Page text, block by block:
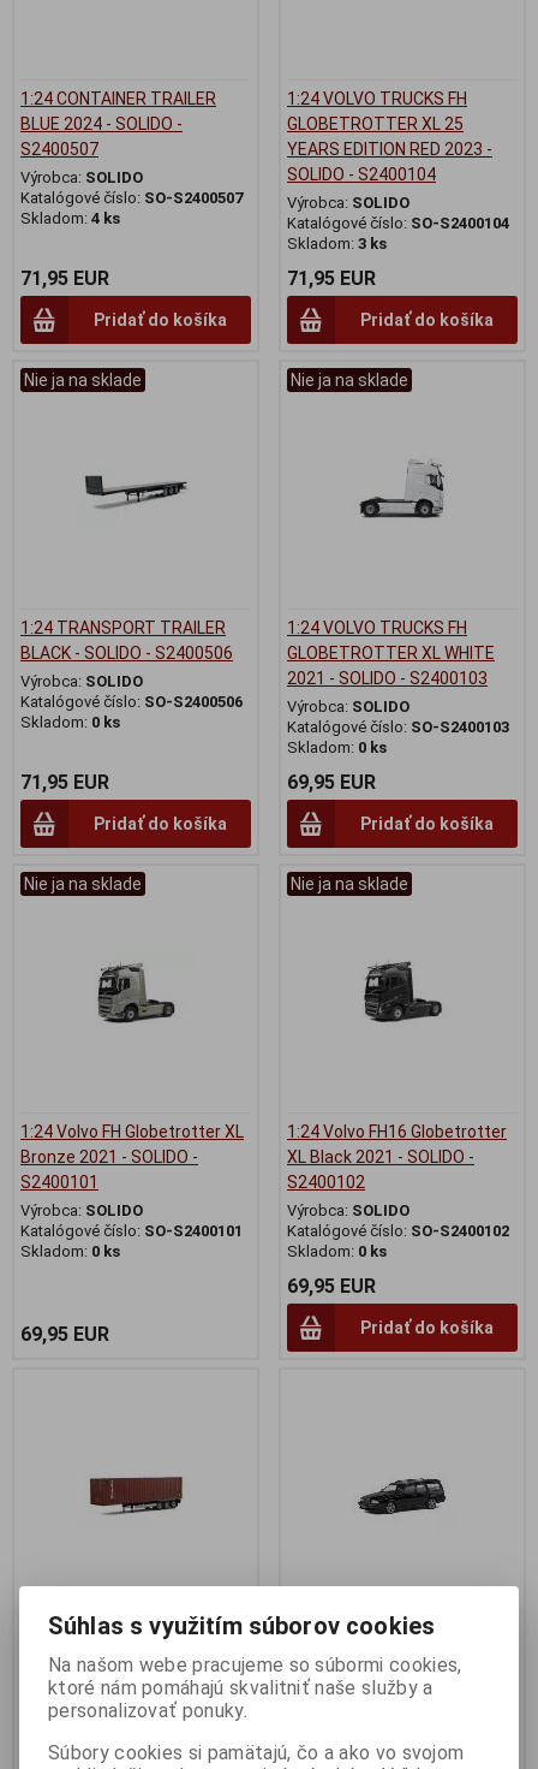
1:24 CONTAINER TRAILER
BLUE 2024 - SOLIDO -
S2400507
Výrobca: SOLIDO
Katalógové číslo: SO-S2400507
Skladom: 4 ks
71,95 EUR
Pridať do košíka
1:24 VOLVO TRUCKS FH
GLOBETROTTER XL 25
YEARS EDITION RED 2023 -
SOLIDO - S2400104
Výrobca: SOLIDO
Katalógové číslo: SO-S2400104
Skladom: 3 ks
71,95 EUR
Pridať do košíka
Nie ja na sklade
1:24 TRANSPORT TRAILER
BLACK - SOLIDO - S2400506
Výrobca: SOLIDO
Katalógové číslo: SO-S2400506
Skladom: 0 ks
71,95 EUR
Pridať do košíka
Nie ja na sklade
1:24 VOLVO TRUCKS FH
GLOBETROTTER XL WHITE
2021 - SOLIDO - S2400103
Výrobca: SOLIDO
Katalógové číslo: SO-S2400103
Skladom: 0 ks
69,95 EUR
Pridať do košíka
Nie ja na sklade
1:24 Volvo FH Globetrotter XL
Bronze 2021 - SOLIDO -
S2400101
Výrobca: SOLIDO
Katalógové číslo: SO-S2400101
Skladom: 0 ks
69,95 EUR
Nie ja na sklade
1:24 Volvo FH16 Globetrotter
XL Black 2021 - SOLIDO -
S2400102
Výrobca: SOLIDO
Katalógové číslo: SO-S2400102
Skladom: 0 ks
69,95 EUR
Pridať do košíka
1:24 PRIVES KONTAJNER
VOLVO, SCANIA, MERCEDES /
Remorque Porte Container
Red 2021 - SOLIDO -
Výrobca:SOLIDO
1:43 VOLVO T5-R BLACK 1996
- SOLIDO - S4310603
Výrobca:SOLIDO
Súhlas s využitím súborov cookies
Na našom webe pracujeme so súbormi cookies,
ktoré nám pomáhajú skvalitniť naše služby a
personalizovať ponuky.
Súbory cookies si pamätajú, čo a ako vo svojom